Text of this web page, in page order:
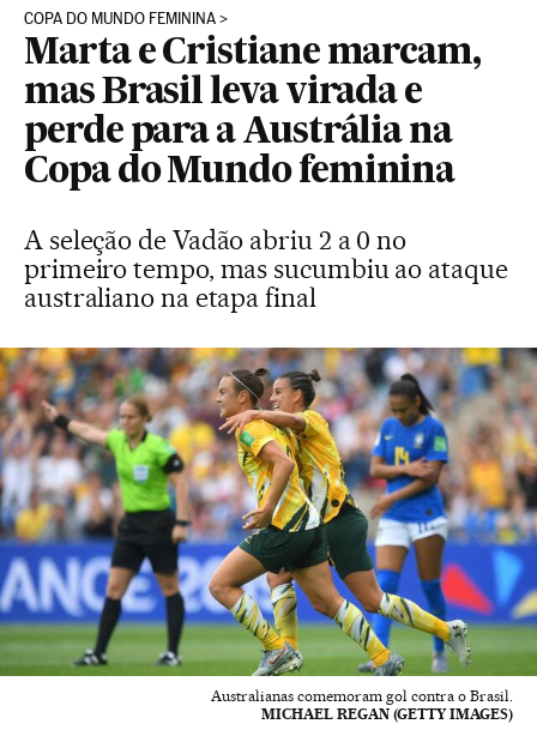
COPA DO MUNDO FEMININA
Marta e Cristiane marcam,
mas Brasil leva virada e
perde para a Austrália na
Copa do Mundo feminina
A seleção de Vadão abriu 2 a 0 no
primeiro tempo, mas sucumbiu ao ataque
australiano na etapa final
Australianas comemoram gol contra o Brasil.
MICHAEL REGAN (GETTY IMAGES)